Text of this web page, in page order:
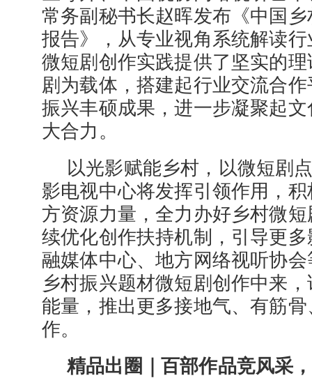
常务副秘书长赵晖发布《中国
报告》，从专业视角系统解读
微短剧创作实践提供了坚实的
剧为载体，搭建起行业交流合
振兴丰硕成果，进一步凝聚起
大合力。
以光影赋能乡村，以微短剧
影电视中心将发挥引领作用，
方资源力量，全力办好乡村微
续优化创作扶持机制，引导更
融媒体中心、地方网络视听协
乡村振兴题材微短剧创作中来
能量，推出更多接地气、有筋
作。
精品出圈｜百部作品竞风采